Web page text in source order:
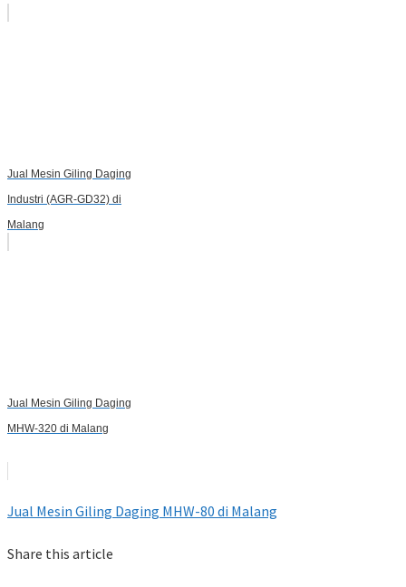
Jual Mesin Giling Daging
Industri (AGR-GD32) di
Malang
Jual Mesin Giling Daging
MHW-320 di Malang
Jual Mesin Giling Daging MHW-80 di Malang
Share this article